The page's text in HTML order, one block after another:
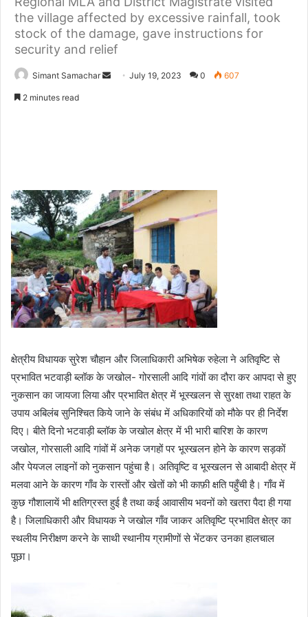
the village affected by excessive rainfall, took
stock of the damage, gave instructions for
security and relief
Simant Samachar
m
a
i
l
July 19, 2023 0 607
2 minutes read
क्षेत्रीय विधायक सुरेश चौहान और जिलाधिकारी अभिषेक रुहेला ने अतिवृष्टि से
प्रभावित भटवाड़ी ब्लॉक के जखोल- गोरसाली आदि गांवों का दौरा कर आपदा से हुए
नुकसान का जायजा लिया और प्रभावित क्षेत्र में भूस्खलन से सुरक्षा तथा राहत के
उपाय अबिलंब सुनिश्चित किये जाने के संबंध में अधिकारियों को मौके पर ही निर्देश
दिए। बीते दिनो भटवाड़ी ब्लॉक के जखोल क्षेत्र में भी भारी बारिश के कारण
जखोल, गोरसाली आदि गांवों में अनेक जगहों पर भूस्खलन होने के कारण सड़कों
और पेयजल लाइनों को नुकसान पहुंचा है। अतिवृष्टि व भूस्खलन से आबादी क्षेत्र में
मलवा आने के कारण गाँव के रास्तों और खेतों को भी काफ़ी क्षति पहुँची है। गाँव में
कुछ गौशालायें भी क्षतिग्रस्त हुई है तथा कई आवासीय भवनों को खतरा पैदा ही गया
है। जिलाधिकारी और विधायक ने जखोल गाँव जाकर अतिवृष्टि प्रभावित क्षेत्र का
स्थलीय निरीक्षण करने के साथी स्थानीय ग्रामीणों से भेंटकर उनका हालचाल
पूछा।